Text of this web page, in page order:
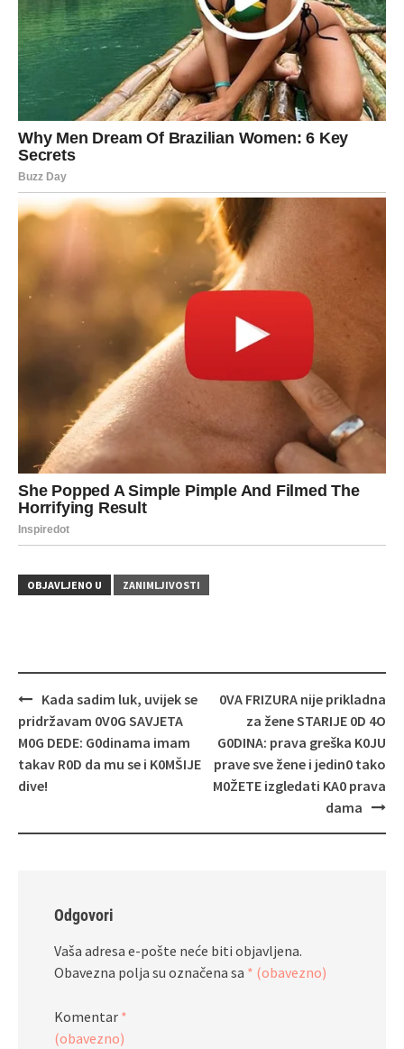
OBJAVLJENO U ZANIMLJIVOSTI
Navigacija
objava
Kada sadim luk, uvijek se
pridržavam 0V0G SAVJETA
M0G DEDE: G0dinama imam
takav R0D da mu se i K0MŠIJE
dive!
0VA FRIZURA nije prikladna
za žene STARIJE 0D 4O
G0DINA: prava greška K0JU
prave sve žene i jedin0 tako
M0ŽETE izgledati KA0 prava
dama
Odgovori
Vaša adresa e-pošte neće biti objavljena.
Obavezna polja su označena sa * (obavezno)
Komentar *
(obavezno)